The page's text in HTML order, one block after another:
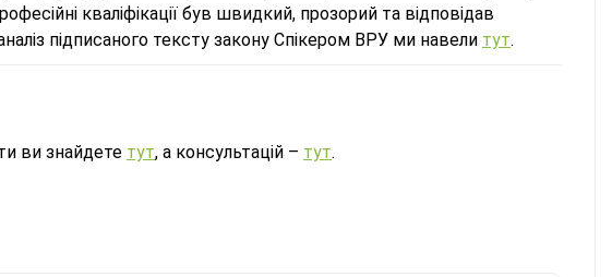
кваліфікації був швидкий, прозорий та відповідав
підписаного тексту закону Спікером ВРУ ми навели тут.
ви знайдете тут, а консультацій – тут.